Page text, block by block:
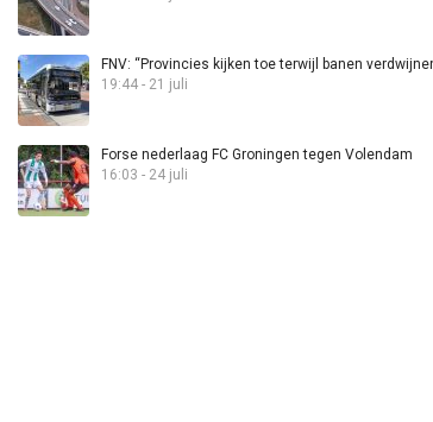
FNV: “Provincies kijken toe terwijl banen
19:44 - 21 juli
Forse nederlaag FC Groningen tegen Volendam
16:03 - 24 juli